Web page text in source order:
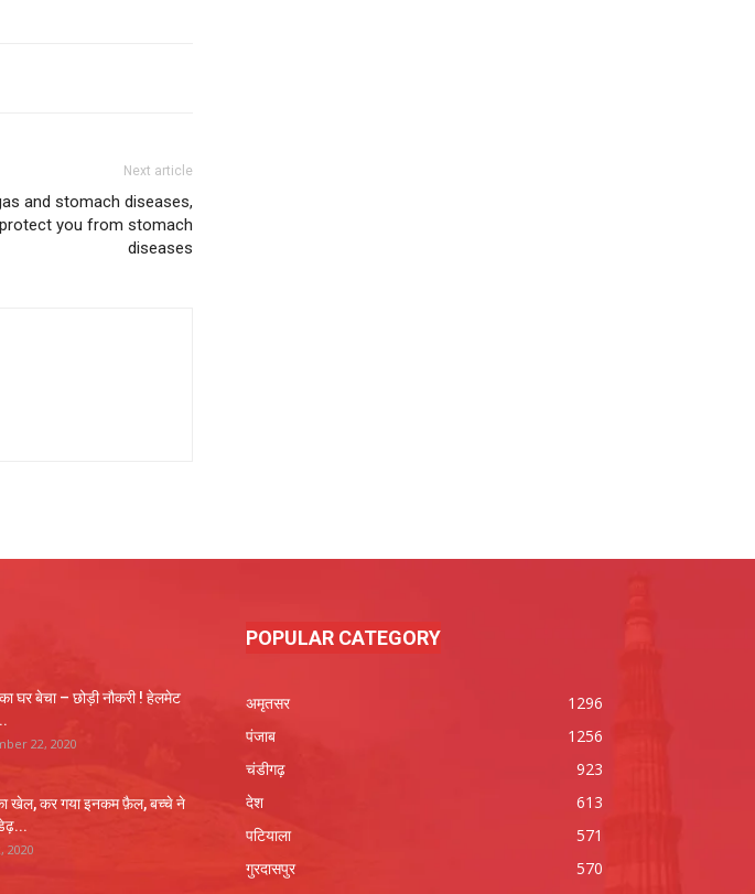
Next article
and stomach diseases,
you from stomach
diseases
घर बेचा – छोड़ी नौकरी ! हेलमेट
22, 2020
खेल, कर गया इनकम फ़ैल, बच्चे ने
2020
POPULAR CATEGORY
अमृतसर
1296
पंजाब
1256
चंडीगढ़
923
देश
613
पटियाला
571
गुरदासपुर
570